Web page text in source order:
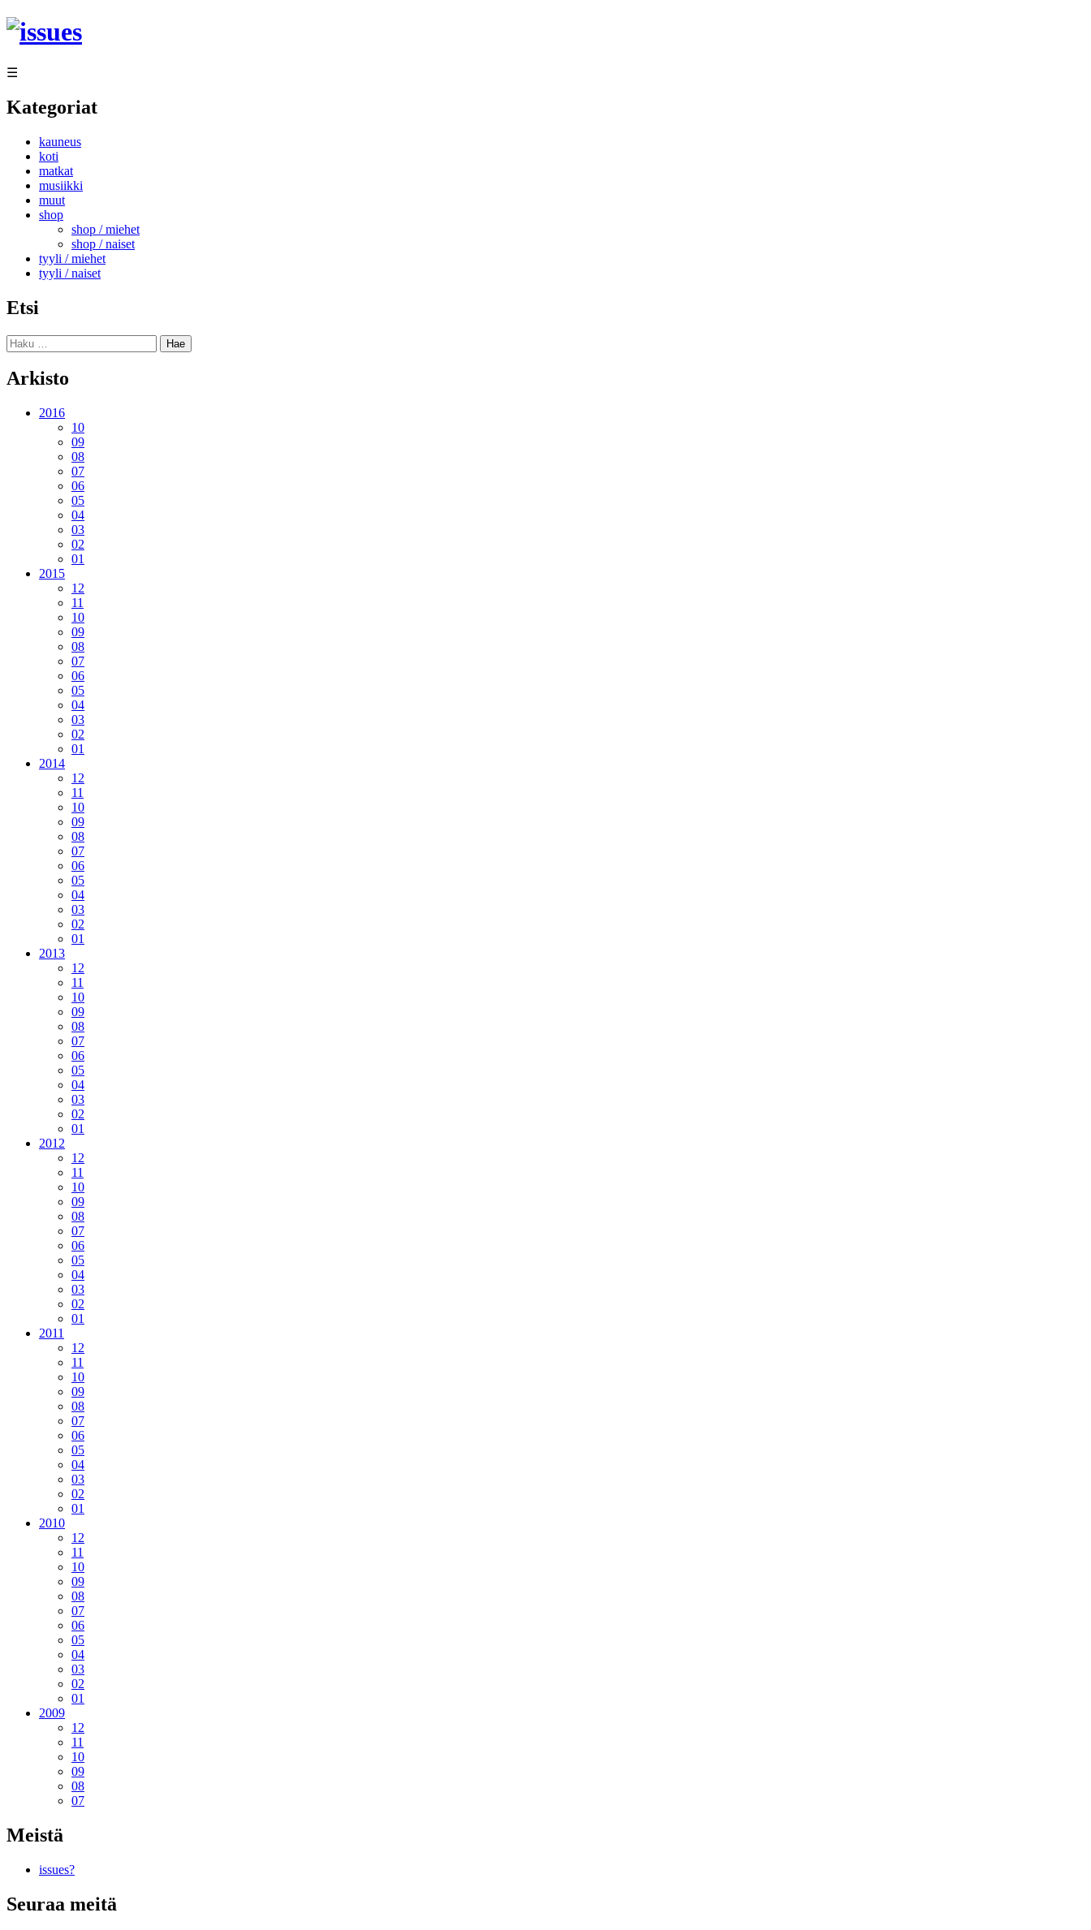
Siirry
sisältöön
☰
Kategoriat
kauneus
koti
matkat
musiikki
muut
shop
shop / miehet
shop / naiset
tyyli / miehet
tyyli / naiset
Etsi
Haku:
Arkisto
2016
10
09
08
07
06
05
04
03
02
01
2015
12
11
10
09
08
07
06
05
04
03
02
01
2014
12
11
10
09
08
07
06
05
04
03
02
01
2013
12
11
10
09
08
07
06
05
04
03
02
01
2012
12
11
10
09
08
07
06
05
04
03
02
01
2011
12
11
10
09
08
07
06
05
04
03
02
01
2010
12
11
10
09
08
07
06
05
04
03
02
01
2009
12
11
10
09
08
07
Meistä
issues?
Seuraa meitä